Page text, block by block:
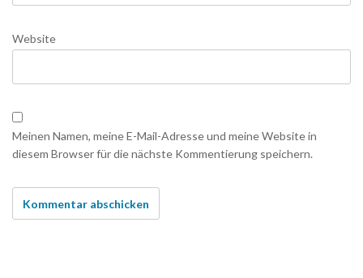
Website
Meinen Namen, meine E-Mail-Adresse und meine Website in
diesem Browser für die nächste Kommentierung speichern.